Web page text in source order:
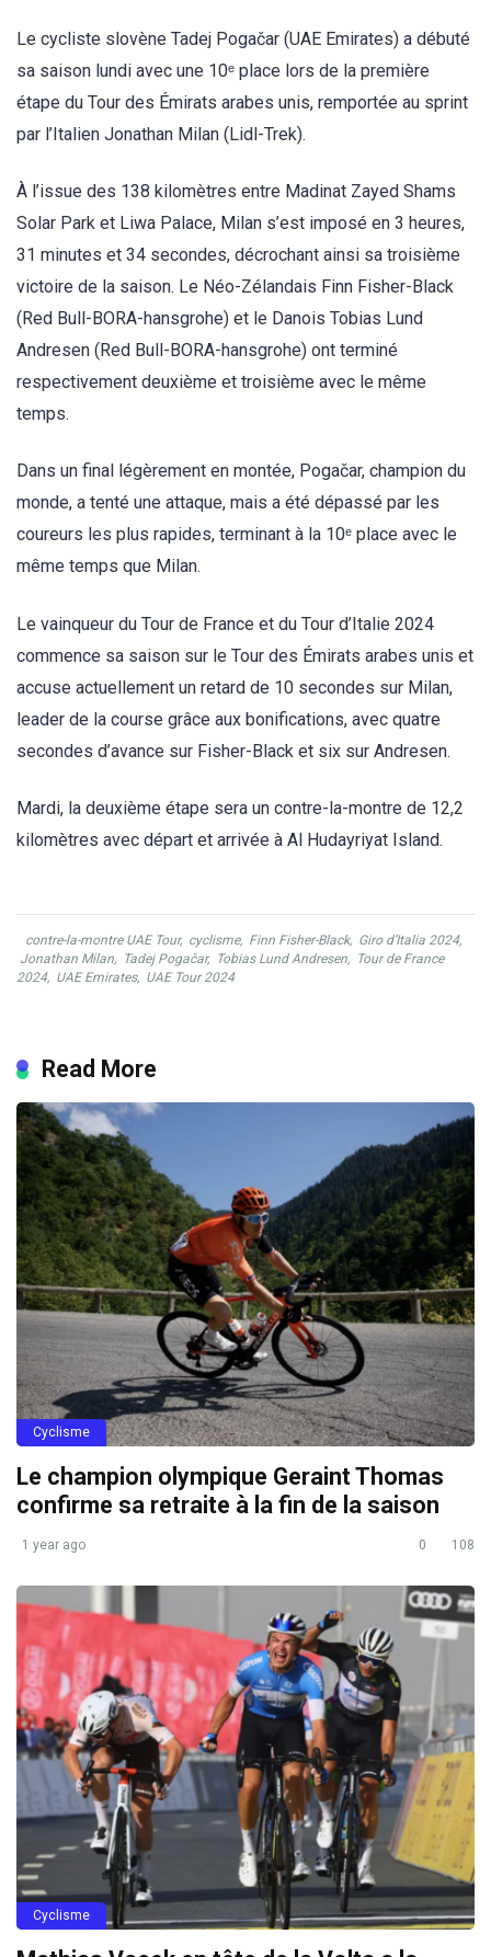
Le cycliste slovène Tadej Pogačar (UAE Emirates) a débuté
sa saison lundi avec une 10ᵉ place lors de la première
étape du Tour des Émirats arabes unis, remportée au sprint
par l’Italien Jonathan Milan (Lidl-Trek).
À l’issue des 138 kilomètres entre Madinat Zayed Shams
Solar Park et Liwa Palace, Milan s’est imposé en 3 heures,
31 minutes et 34 secondes, décrochant ainsi sa troisième
victoire de la saison. Le Néo-Zélandais Finn Fisher-Black
(Red Bull-BORA-hansgrohe) et le Danois Tobias Lund
Andresen (Red Bull-BORA-hansgrohe) ont terminé
respectivement deuxième et troisième avec le même
temps.
Dans un final légèrement en montée, Pogačar, champion du
monde, a tenté une attaque, mais a été dépassé par les
coureurs les plus rapides, terminant à la 10ᵉ place avec le
même temps que Milan.
Le vainqueur du Tour de France et du Tour d’Italie 2024
commence sa saison sur le Tour des Émirats arabes unis et
accuse actuellement un retard de 10 secondes sur Milan,
leader de la course grâce aux bonifications, avec quatre
secondes d’avance sur Fisher-Black et six sur Andresen.
Mardi, la deuxième étape sera un contre-la-montre de 12,2
kilomètres avec départ et arrivée à Al Hudayriyat Island.
contre-la-montre UAE Tour, cyclisme, Finn Fisher-Black, Giro d’Italia 2024,
Jonathan Milan, Tadej Pogačar, Tobias Lund Andresen, Tour de France
2024, UAE Emirates, UAE Tour 2024
Read More
Cyclisme
Le champion olympique Geraint Thomas
confirme sa retraite à la fin de la saison
1 year ago 0 108
Cyclisme